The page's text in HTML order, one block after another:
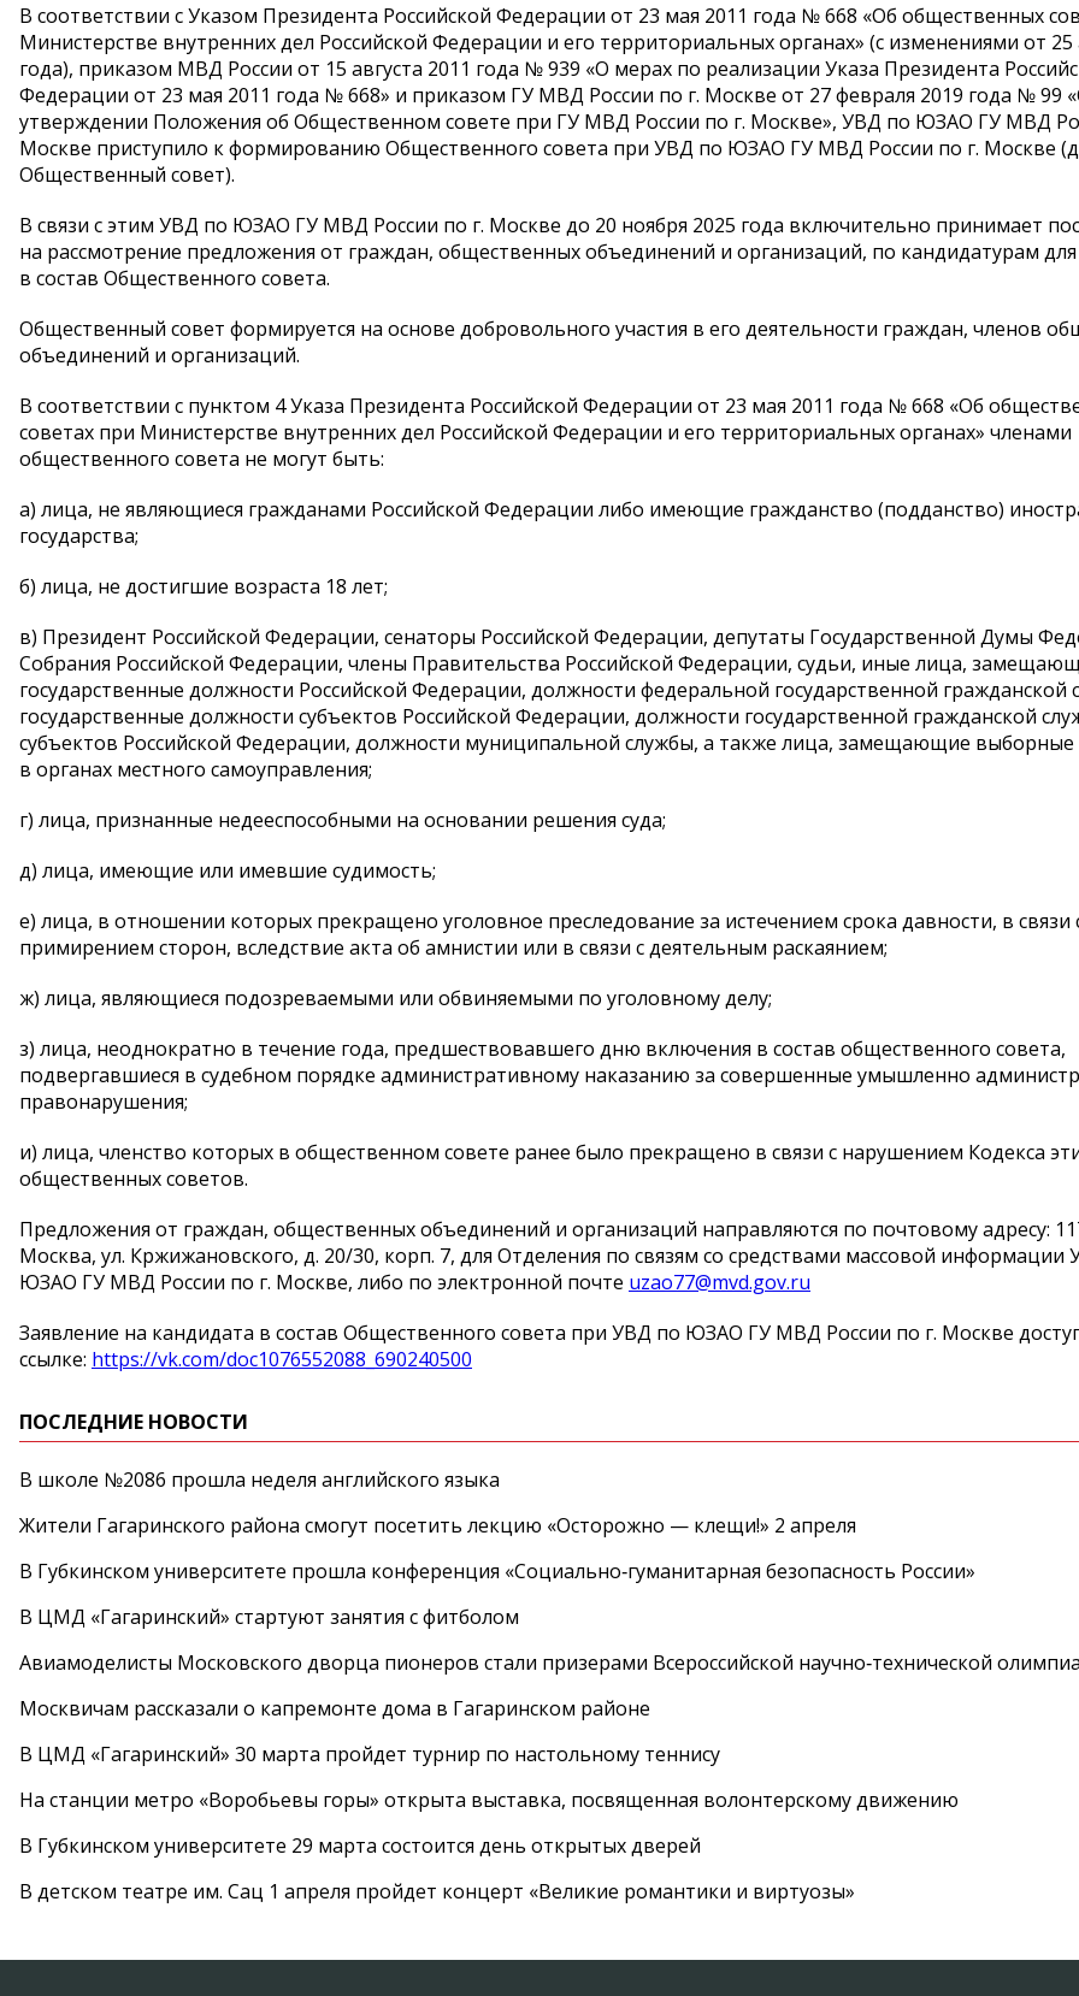
В соответствии с Указом Президента Российской Федерации от 23 мая 2011 года № 668 «Об общественных
Министерстве внутренних дел Российской Федерации и его территориальных органах» (с изменениями от 25
года), приказом МВД России от 15 августа 2011 года № 939 «О мерах по реализации Указа Президента
Федерации от 23 мая 2011 года № 668» и приказом ГУ МВД России по г. Москве от 27 февраля 2019 года № 99
утверждении Положения об Общественном совете при ГУ МВД России по г. Москве», УВД по ЮЗАО ГУ МВД
Москве приступило к формированию Общественного совета при УВД по ЮЗАО ГУ МВД России по г. Москве
Общественный совет).
В связи с этим УВД по ЮЗАО ГУ МВД России по г. Москве до 20 ноября 2025 года включительно принимает
на рассмотрение предложения от граждан, общественных объединений и организаций, по кандидатурам
в состав Общественного совета.
Общественный совет формируется на основе добровольного участия в его деятельности граждан, членов
объединений и организаций.
В соответствии с пунктом 4 Указа Президента Российской Федерации от 23 мая 2011 года № 668 «Об
советах при Министерстве внутренних дел Российской Федерации и его территориальных органах» членами
общественного совета не могут быть:
а) лица, не являющиеся гражданами Российской Федерации либо имеющие гражданство (подданство)
государства;
б) лица, не достигшие возраста 18 лет;
в) Президент Российской Федерации, сенаторы Российской Федерации, депутаты Государственной Думы
Собрания Российской Федерации, члены Правительства Российской Федерации, судьи, иные лица,
государственные должности Российской Федерации, должности федеральной государственной гражданской
государственные должности субъектов Российской Федерации, должности государственной гражданской
субъектов Российской Федерации, должности муниципальной службы, а также лица, замещающие
в органах местного самоуправления;
г) лица, признанные недееспособными на основании решения суда;
д) лица, имеющие или имевшие судимость;
е) лица, в отношении которых прекращено уголовное преследование за истечением срока давности, в связи
примирением сторон, вследствие акта об амнистии или в связи с деятельным раскаянием;
ж) лица, являющиеся подозреваемыми или обвиняемыми по уголовному делу;
з) лица, неоднократно в течение года, предшествовавшего дню включения в состав общественного совета,
подвергавшиеся в судебном порядке административному наказанию за совершенные умышленно
правонарушения;
и) лица, членство которых в общественном совете ранее было прекращено в связи с нарушением Кодекса
общественных советов.
Предложения от граждан, общественных объединений и организаций направляются по почтовому адресу:
Москва, ул. Кржижановского, д. 20/30, корп. 7, для Отделения по связям со средствами массовой информации
ЮЗАО ГУ МВД России по г. Москве, либо по электронной почте uzao77@mvd.gov.ru
Заявление на кандидата в состав Общественного совета при УВД по ЮЗАО ГУ МВД России по г. Москве
ссылке: https://vk.com/doc1076552088_690240500
ПОСЛЕДНИЕ НОВОСТИ
В школе №2086 прошла неделя английского языка
Жители Гагаринского района смогут посетить лекцию «Осторожно — клещи!» 2 апреля
В Губкинском университете прошла конференция «Социально‑гуманитарная безопасность России»
В ЦМД «Гагаринский» стартуют занятия с фитболом
Авиамоделисты Московского дворца пионеров стали призерами Всероссийской научно‑технической
Москвичам рассказали о капремонте дома в Гагаринском районе
В ЦМД «Гагаринский» 30 марта пройдет турнир по настольному теннису
На станции метро «Воробьевы горы» открыта выставка, посвященная волонтерскому движению
В Губкинском университете 29 марта состоится день открытых дверей
В детском театре им. Сац 1 апреля пройдет концерт «Великие романтики и виртуозы»